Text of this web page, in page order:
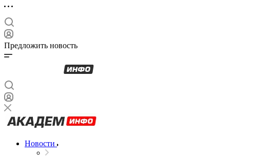
Предложить новость
Новости